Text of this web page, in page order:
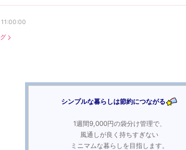
シンプルな暮らしは節約につながる
1週間9,000円の袋分け管理で、
風通しが良く持ちすぎない
ミニマムな暮らしを目指します。